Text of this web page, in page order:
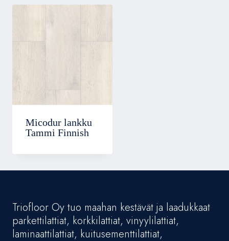
Micodur lankku
Tammi Finnish
Triofloor Oy tuo maahan kestävät ja laadukkaat
parkettilattiat, korkkilattiat, vinyylilattiat,
laminaattilattiat, kuitusementtilattiat,